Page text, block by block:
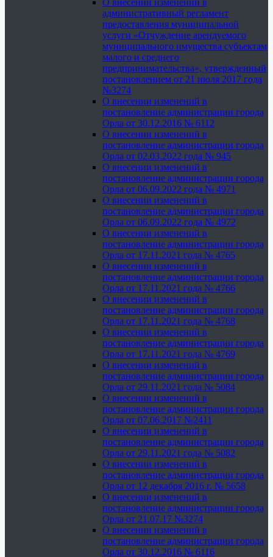
О внесении изменений в
административный регламент
предоставления муниципальной
услуги «Отчуждение арендуемого
муниципального имущества субъектам
малого и среднего
предпринимательства», утвержденный
постановлением от 21 июля 2017 года
№3274
О внесении изменений в
постановление администрации города
Орла от 30.12.2016 № 6112
О внесении изменений в
постановление администрации города
Орла от 02.03.2022 года № 945
О внесении изменений в
постановление администрации города
Орла от 06.09.2022 года № 4971
О внесении изменений в
постановление администрации города
Орла от 06.09.2022 года № 4972
О внесении изменений в
постановление администрации города
Орла от 17.11.2021 года № 4765
О внесении изменений в
постановление администрации города
Орла от 17.11.2021 года № 4766
О внесении изменений в
постановление администрации города
Орла от 17.11.2021 года № 4768
О внесении изменений в
постановление администрации города
Орла от 17.11.2021 года № 4769
О внесении изменений в
постановление администрации города
Орла от 29.11.2021 года № 5084
О внесении изменений в
постановление администрации города
Орла от 07.06.2017 №2411
О внесении изменений в
постановление администрации города
Орла от 29.11.2021 года № 5082
О внесении изменений в
постановление администрации города
Орла от 12 декабря 2016 г. № 5658
О внесении изменений в
постановление администрации города
Орла от 21.07.17 №3274
О внесении изменений в
постановление администрации города
Орла от 30.12.2016 № 6116